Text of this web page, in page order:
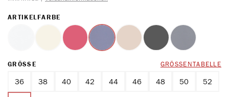
ARTIKELFARBE
(Diese Option ist zurzeit nicht verfügbar.)
(Diese Option ist zurzeit nicht verfügbar.)
(Diese Option ist zurzeit nicht verfügbar.)
marine
(Diese Option ist zurzeit nicht verfügbar.)
(Diese Option ist zurzeit nicht
schwarz
(Diese Option ist zurzeit
blue
(Diese Option
GRÖSSE AUSWÄHLEN GRÖSSENTABELLE
36 38 40 42 44 46 48 50 52